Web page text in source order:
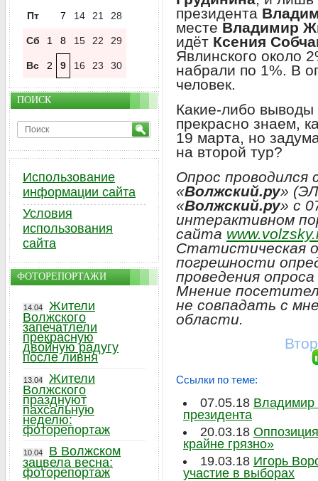
президента
месте Владимир
идёт Ксения
Явлинского около
набрали по 1%. В
человек.
Какие-либо
прекрасно знаем,
19 марта, но
на второй тур?
Опрос проводился
«Волжский.ру»
«Волжский.ру» с
интерактивном
сайта
Статистическая
погрешности
проведения
Мнение
не совпадать с
области.
Ссылки по теме:
07.05.18 Владимир
президента
20.03.18
крайне грязно»
19.03.18 Игорь
участие в выборах
Пт 7 14 21 28
Сб 1 8 15 22 29
Вс 2 9 16 23 30
ПОИСК
Использование
информации сайта
Условия
использования
сайта
ФОТОРЕПОРТАЖИ
14.04
Жители
Волжского
запечатлели
прекрасную
двойную радугу
после ливня
13.04
Жители
Волжского
празднуют
пахсальную
неделю:
фоторепортаж
10.04
В Волжском
зацвела весна:
фоторепортаж